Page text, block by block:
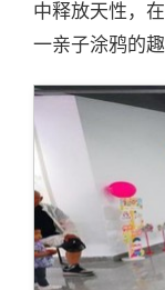
中释放天性，
一亲子涂鸦的